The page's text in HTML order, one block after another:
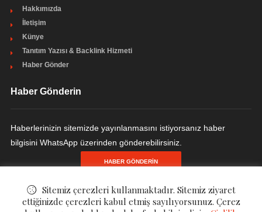
Hakkımızda
İletişim
Künye
Tanıtım Yazısı & Backlink Hizmeti
Haber Gönder
Haber Gönderin
Haberlerinizin sitemizde yayınlanmasını istiyorsanız haber
bilgisini WhatsApp üzerinden gönderebilirsiniz.
HABER GÖNDERIN
Sitemiz çerezleri kullanmaktadır. Sitemiz ziyaret
ettiğinizde çerezleri kabul etmiş sayılıyorsunuz. Çerez